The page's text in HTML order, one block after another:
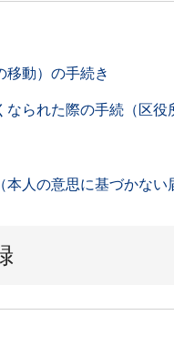
移動）の手続き
なられた際の手続（区役
本人の意思に基づかない